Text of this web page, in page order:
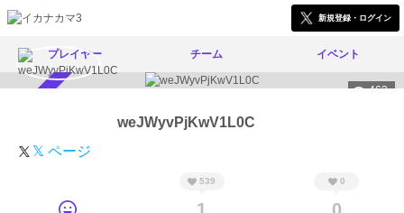
新規登録・ログイン
プレイヤー チーム イベント
463
weJWyvPjKwV1L0C
𝕏 ページ
539 0